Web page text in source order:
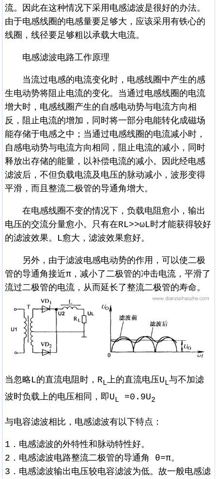
流。因此在这种情况下采用电感滤波是很好的办法。
由于电感线圈的电感量要足够大，应该采用有铁心的
线圈，线径要足够粗以承载大电流。
电感滤波电路工作原理
当流过电感的电流变化时，电感线圈中产生的感
生电动势将阻止电流的变化。当通过电感线圈的电流
增大时，电感线圈产生的自感电动势与电流方向相
反，阻止电流的增加，同时将一部分电能转化成磁场
能存储于电感之中；当通过电感线圈的电流减小时，
自感电动势与电流方向相同，阻止电流的减小，同时
释放出存储的能量，以补偿电流的减小。因此经电感
滤波后，不但负载电流及电压的脉动减小，波形变得
平滑，而且整流二极管的导通角增大。
在电感线圈不变的情况下，负载电阻愈小，输出
电压的交流分量愈小。只有在RL>>ωL时才能获得较好
的滤波效果。L愈大，滤波效果愈好。
另外，由于滤波电感电动势的作用，可以使二极
管的导通角接近π，减小了二极管的冲击电流，平滑了
流过二极管的电流，从而延长了整流二极管的寿命。
当忽略L的直流电阻时，RL上的直流电压UL与不加滤
波时负载上的电压相同，即UL =0.9U2
与电容滤波相比，电感滤波有以下特点：
1．电感滤波的外特性和脉动特性好。
2．电感滤波电路整流二极管的导通角 θ=π。
3．电感滤波输出电压较电容滤波为低。故一般电感滤